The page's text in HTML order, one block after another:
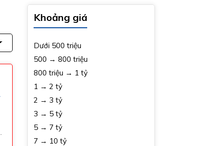
Khoảng giá
Dưới 500 triệu
500 → 800 triệu
800 triệu → 1 tỷ
1 → 2 tỷ
2 → 3 tỷ
3 → 5 tỷ
5 → 7 tỷ
7 → 10 tỷ